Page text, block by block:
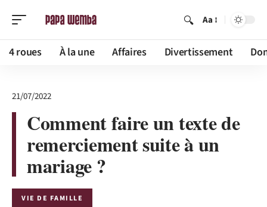
Aa
4 roues À la une Affaires Divertissement
21/07/2022
Comment faire un texte de
remerciement suite à un
mariage ?
VIE DE FAMILLE